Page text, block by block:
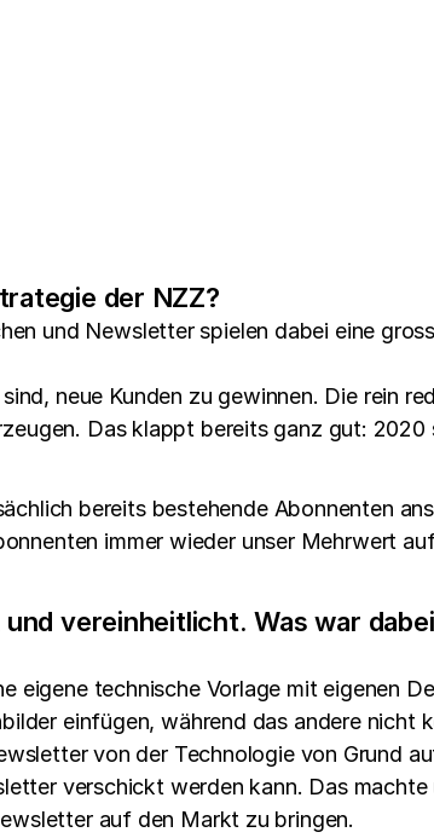
der NZZ?
und Newsletter spielen dabei eine
neue Kunden zu gewinnen. Die rein
Das klappt bereits ganz gut: 2020
bereits bestehende Abonnenten
immer wieder unser Mehrwert
vereinheitlicht. Was war
eigene technische Vorlage mit eigenen
einfügen, während das andere nicht
von der Technologie von Grund
verschickt werden kann. Das machte
auf den Markt zu bringen.